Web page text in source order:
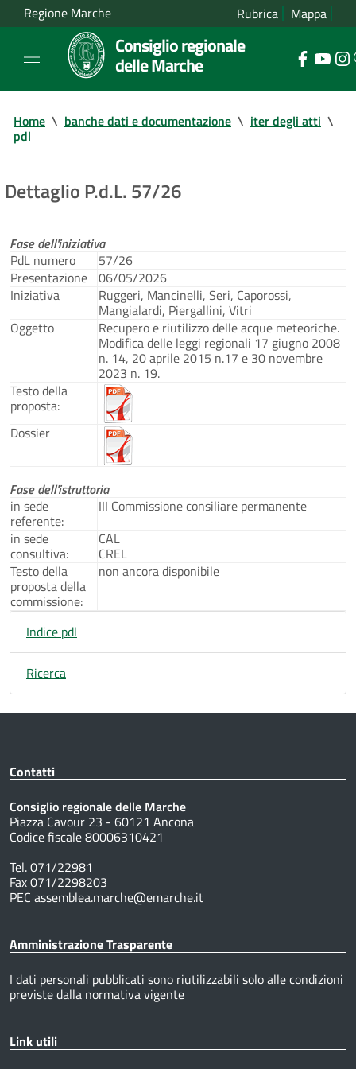
Regione Marche Rubrica Mappa
Consiglio regionale
delle Marche
Home \ banche dati e documentazione \ iter degli atti \
pdl
Dettaglio P.d.L. 57/26
Fase dell'iniziativa
PdL numero
57/26
Presentazione 06/05/2026
Iniziativa
Ruggeri, Mancinelli, Seri, Caporossi,
Mangialardi, Piergallini, Vitri
Oggetto
Recupero e riutilizzo delle acque meteoriche.
Modifica delle leggi regionali 17 giugno 2008
n. 14, 20 aprile 2015 n.17 e 30 novembre
2023 n. 19.
Testo della
proposta:
Dossier
Fase dell'istruttoria
in sede
referente:
III Commissione consiliare permanente
in sede
consultiva:
CAL
CREL
Testo della
proposta della
commissione:
non ancora disponibile
Indice pdl
Ricerca
Contatti
Consiglio regionale delle Marche
Piazza Cavour 23 - 60121 Ancona
Codice fiscale 80006310421
Tel. 071/22981
Fax 071/2298203
PEC assemblea.marche@emarche.it
Amministrazione Trasparente
I dati personali pubblicati sono riutilizzabili solo alle condizioni
previste dalla normativa vigente
Link utili